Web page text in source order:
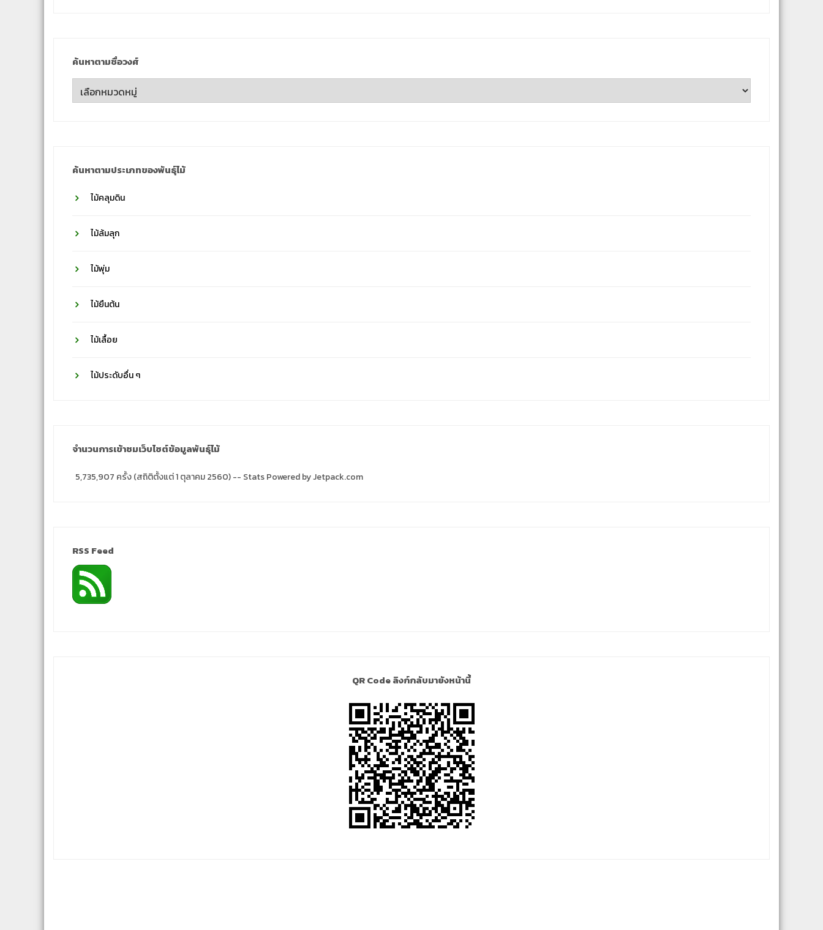
ค้นหาตามชื่อวงศ์
ค้นหา
ตาม
ค้นหาตามประเภทของพันธุ์ไม้
ไม้คลุมดิน
ไม้ล้มลุก
ไม้พุ่ม
ไม้ยืนต้น
ไม้เลื้อย
ไม้ประดับอื่น ๆ
จำนวนการเข้าชมเว็บไซต์ข้อมูลพันธุ์ไม้
5,735,907 ครั้ง (สถิติตั้งแต่ 1 ตุลาคม 2560) -- Stats Powered by Jetpack.com
RSS Feed
QR Code ลิงก์กลับมายังหน้านี้